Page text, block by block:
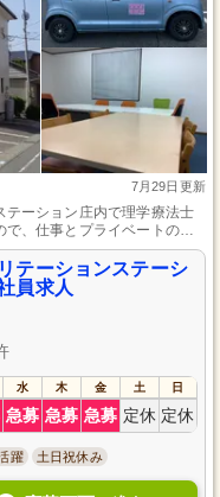
7月29日更新
テーション庄内で理学療法士
で、仕事とプライベートの両
では、医療機器を使用されて
格、実務経験、自動車免許
を一緒に支援しましょ
テーションステーシ
員求人
水 木 金 土 日
急募 急募 急募 定休 定休
躍 土日祝休み